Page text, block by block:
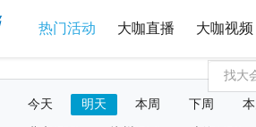
热门活动 大咖直播 大咖视频
今天 明天 本周 下周